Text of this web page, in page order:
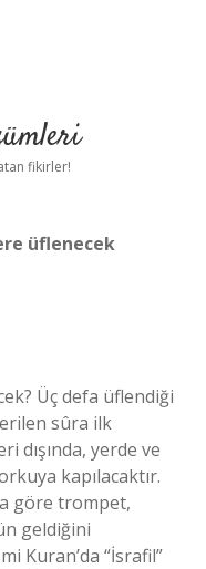
fikirler!
üflenecek
Üç defa üflendiği
sûra ilk
dışında, yerde ve
kapılacaktır.
göre trompet,
geldiğini
Kuran’da “İsrafil”